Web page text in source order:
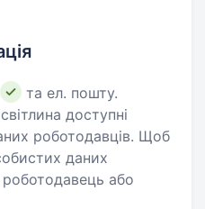
та ел. пошту.
доступні
роботодавців. Щоб
даних
роботодавець або